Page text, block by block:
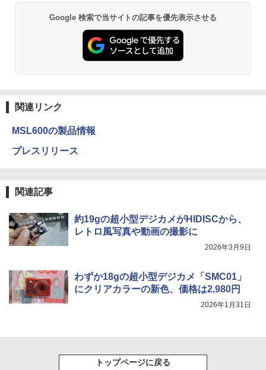
Google 検索で当サイトの記事を優先表示させる
関連リンク
MSL600の製品情報
プレスリリース
関連記事
約19gの超小型デジカメがHIDISCから、
レトロ風写真や動画の撮影に
2026年3月9日
わずか18gの超小型デジカメ「SMC01」
にクリアカラーの新色、価格は2,980円
2026年1月31日
トップページに戻る